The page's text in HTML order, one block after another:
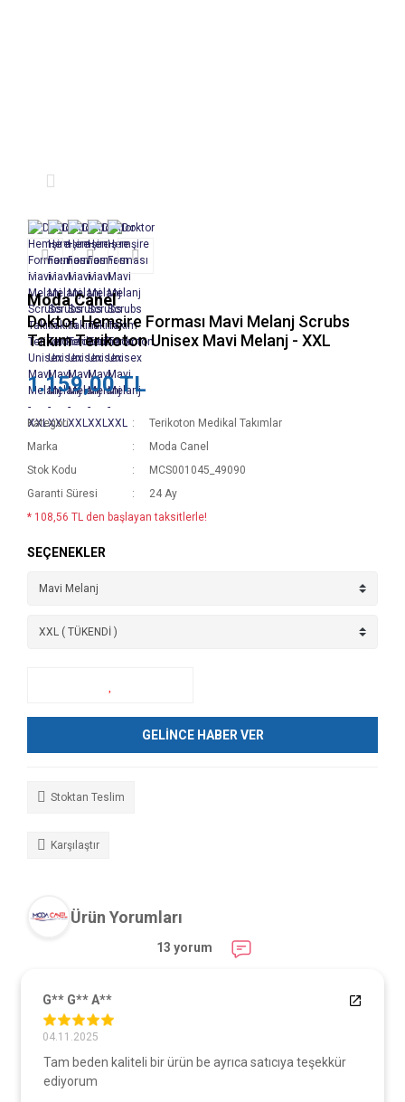
Moda Canel
Doktor Hemşire Forması Mavi Melanj Scrubs
Takım Terikoton Unisex Mavi Melanj - XXL
1.159,00 TL
Kategori
Terikoton Medikal Takımlar
Marka
Moda Canel
Stok Kodu
MCS001045_49090
Garanti Süresi
24 Ay
* 108,56 TL den başlayan taksitlerle!
SEÇENEKLER
GELİNCE HABER VER
Stoktan Teslim
Karşılaştır
Ürün Yorumları
13 yorum
G** G** A**
04.11.2025
Tam beden kaliteli bir ürün be ayrıca satıcıya teşekkür
ediyorum